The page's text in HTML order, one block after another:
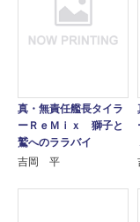
真・無責任艦長タイラ
ーＲｅＭｉｘ 獅子と
鷲へのララバイ
吉岡 平